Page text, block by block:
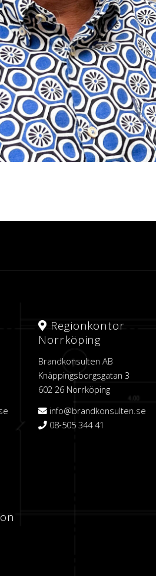
Regionkontor
Norrköping
Brandkonsulten AB
Knäppingsborgsgatan 3
602 26 Norrköping
info@brandkonsulten.se
08-505 344 41